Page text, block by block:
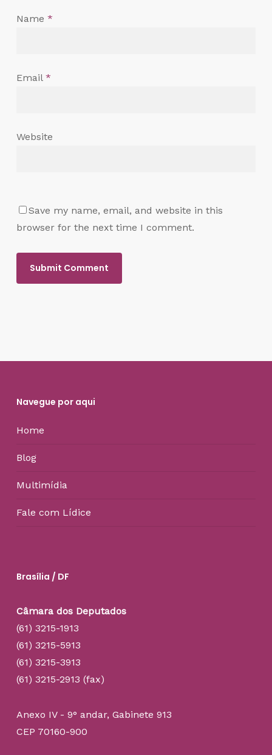
Name *
Email *
Website
Save my name, email, and website in this
browser for the next time I comment.
Navegue por aqui
Home
Blog
Multimídia
Fale com Lídice
Brasília / DF
Câmara dos Deputados
(61) 3215-1913
(61) 3215-5913
(61) 3215-3913
(61) 3215-2913 (fax)
Anexo IV - 9° andar, Gabinete 913
CEP 70160-900